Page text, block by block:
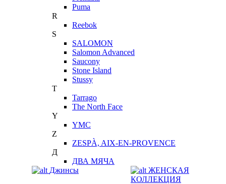
Puma
R
Reebok
S
SALOMON
Salomon Advanced
Saucony
Stone Island
Stussy
T
Tarrago
The North Face
Y
YMC
Z
ZESPÀ, AIX-EN-PROVENCE
Д
ДВА МЯЧА
Джинсы
ЖЕНСКАЯ
КОЛЛЕКЦИЯ